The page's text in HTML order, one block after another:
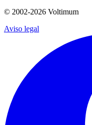
© 2002-2026 Voltimum
Aviso legal